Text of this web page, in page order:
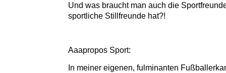
Und was braucht man auch die
sportliche Stillfreunde hat?!
Aaapropos Sport:
In meiner eigenen, fulminanten